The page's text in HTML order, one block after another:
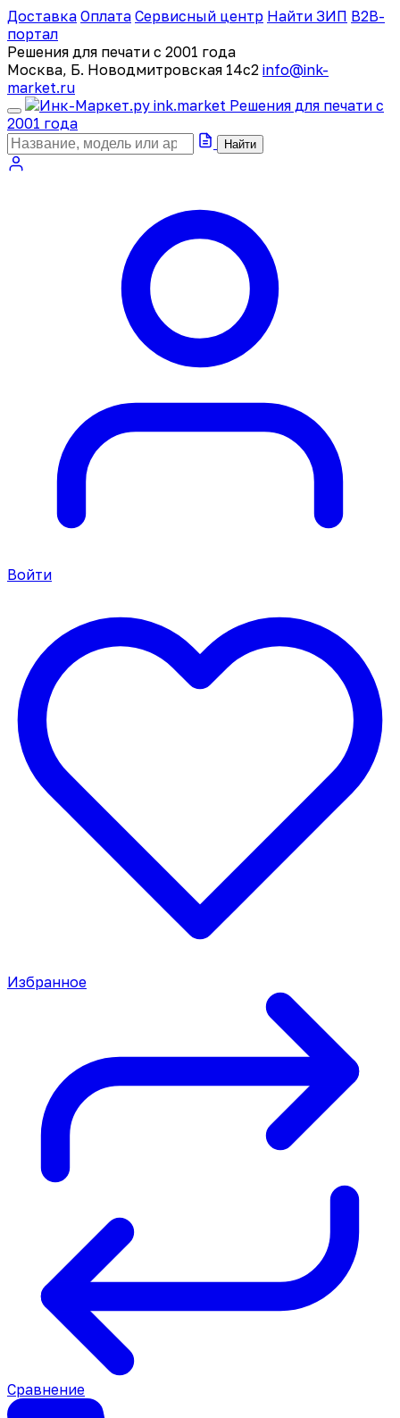
Доставка Оплата Сервисный центр Найти ЗИП B2B-
портал
Решения для печати с 2001 года
Москва, Б. Новодмитровская 14с2 info@ink-
market.ru
ink.market Решения для печати с
2001 года
Найти
Войти
Избранное
Сравнение